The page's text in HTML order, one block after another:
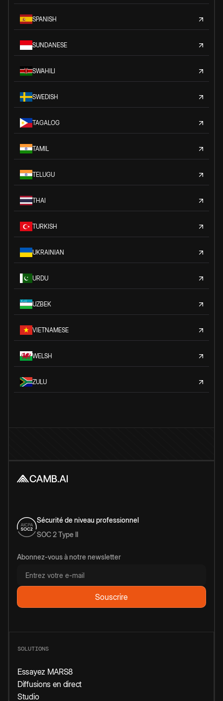
SPANISH
SUNDANESE
SWAHILI
SWEDISH
TAGALOG
TAMIL
TELUGU
THAI
TURKISH
UKRAINIAN
URDU
UZBEK
VIETNAMESE
WELSH
ZULU
Sécurité de niveau professionnel
SOC 2 Type II
Abonnez-vous à notre newsletter
SOLUTIONS
Essayez MARS8
Diffusions en direct
Studio